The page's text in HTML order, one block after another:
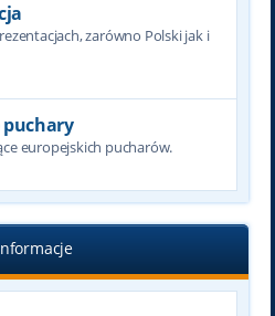
zarówno Polski jak i
puchary
europejskich pucharów.